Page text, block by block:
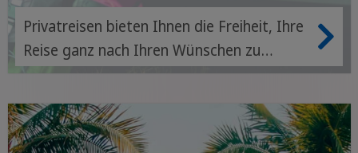
Privatreisen bieten Ihnen die Freiheit, Ihre
Reise ganz nach Ihren Wünschen zu
gestalten. Sie erhalten eine private
Erfahrung unserer Partner vor Ort.